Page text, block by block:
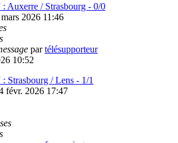
: Auxerre / Strasbourg - 0/0
2026 11:46
partélésupporteur
10:52
Strasbourg / Lens - 1/1
févr. 2026 17:47